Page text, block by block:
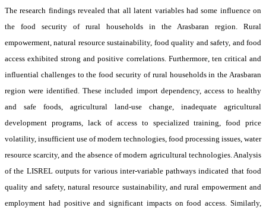
The research findings revealed that all latent variables had some influence on
the food security of rural households in the Arasbaran region. Rural
empowerment, natural resource sustainability, food quality and safety, and food
access exhibited strong and positive correlations. Furthermore, ten critical and
influential challenges to the food security of rural households in the Arasbaran
region were identified. These included import dependency, access to healthy
and safe foods, agricultural land-use change, inadequate agricultural
development programs, lack of access to specialized training, food price
volatility, insufficient use of modern technologies, food processing issues, water
resource scarcity, and the absence of modern agricultural technologies. Analysis
of the LISREL outputs for various inter-variable pathways indicated that food
quality and safety, natural resource sustainability, and rural empowerment and
employment had positive and significant impacts on food access. Similarly,